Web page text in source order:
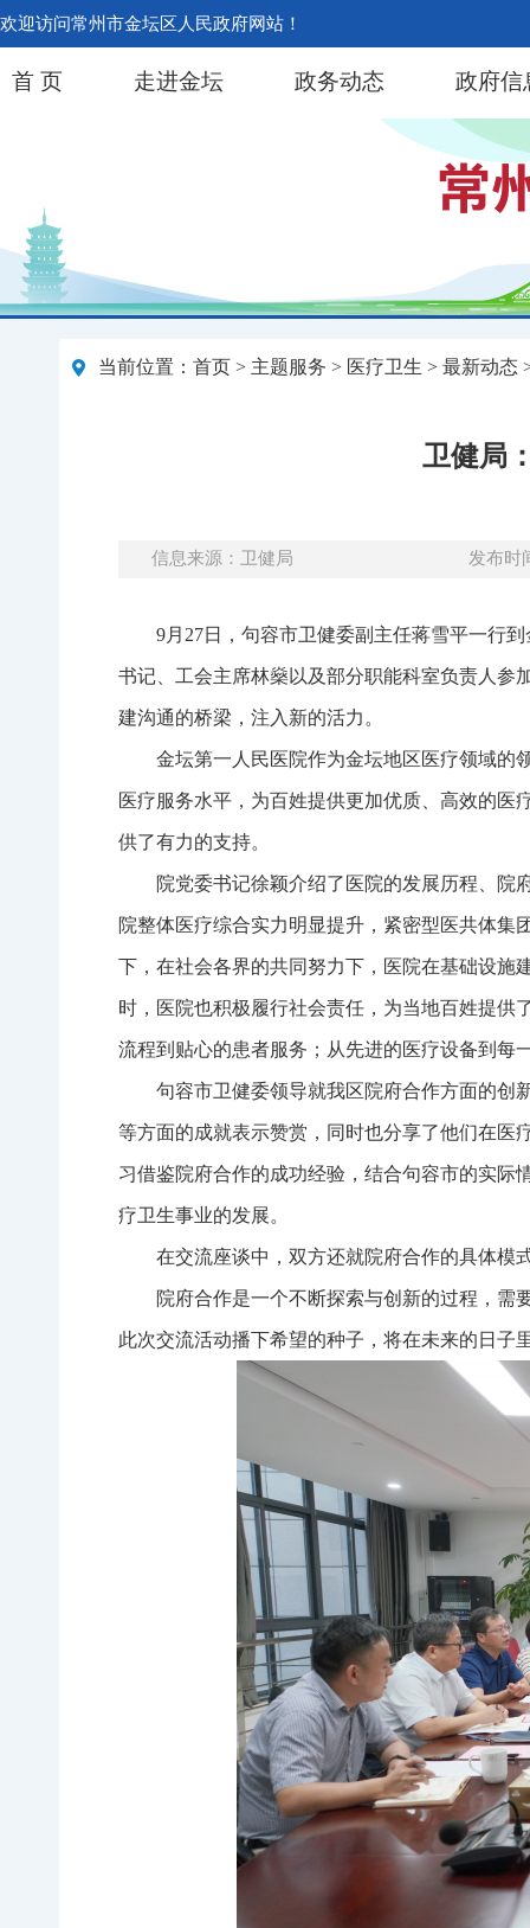
欢迎访问常州市金坛区人民政府网站！
首 页 走进金坛 政务动态 政府信
当前位置： 首页 > 主题服务 > 医疗卫生 > 最新动态
卫健局
信息来源：卫健局 发布时
9月27日，句容市卫健委副主任蒋雪平一行
书记、工会主席林燊以及部分职能科室负责人参
建沟通的桥梁，注入新的活力。
金坛第一人民医院作为金坛地区医疗领域的
医疗服务水平，为百姓提供更加优质、高效的
供了有力的支持。
院党委书记徐颖介绍了医院的发展历程、院
院整体医疗综合实力明显提升，紧密型医共体
下，在社会各界的共同努力下，医院在基础设施
时，医院也积极履行社会责任，为当地百姓提供
流程到贴心的患者服务；从先进的医疗设备到每
句容市卫健委领导就我区院府合作方面的创
等方面的成就表示赞赏，同时也分享了他们在医
习借鉴院府合作的成功经验，结合句容市的实际
疗卫生事业的发展。
在交流座谈中，双方还就院府合作的具体模
院府合作是一个不断探索与创新的过程，需
此次交流活动播下希望的种子，将在未来的日子